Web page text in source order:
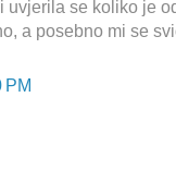
uvjerila se koliko je
a posebno mi se
PM